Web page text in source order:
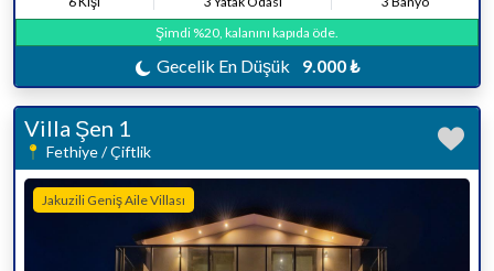
Şimdi %20, kalanını kapıda öde.
Gecelik En Düşük 9.000 ₺
Villa Şen 1
Fethiye / Çiftlik
Jakuzili Geniş Aile Villası